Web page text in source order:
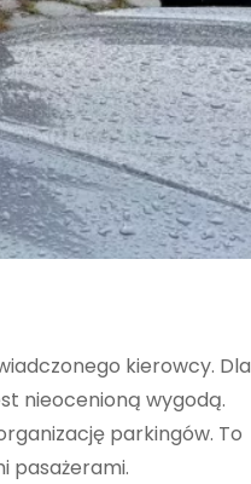
kierowcy. Dla
nieocenioną wygodą.
parkingów. To
pasażerami.